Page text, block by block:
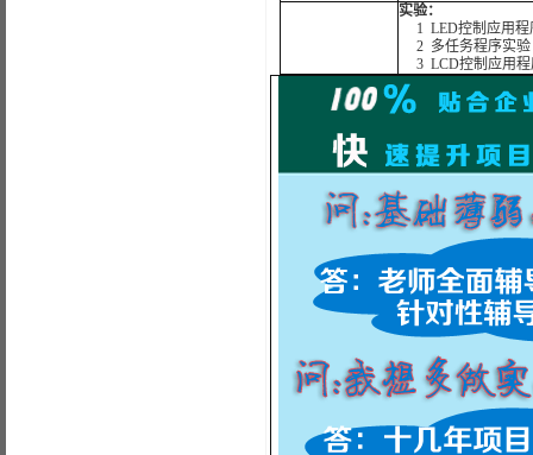
实验：
1 LED控制应用程
2 多任务程序实验
3 LCD控制应用程